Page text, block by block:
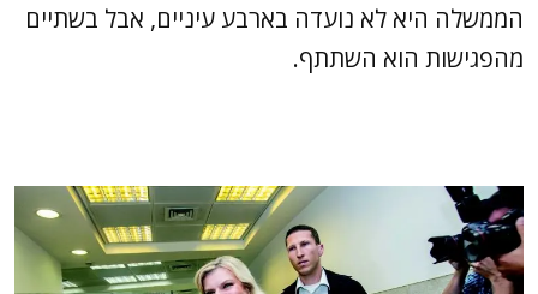
הממשלה היא לא נועדה בארבע עיניים, אבל בשתיים
מהפגישות הוא השתתף.